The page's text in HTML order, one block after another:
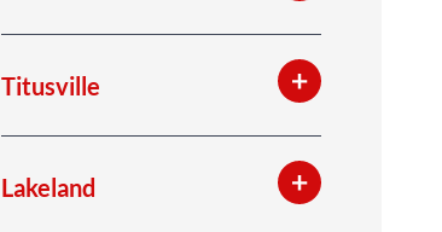
Titusville
Lakeland